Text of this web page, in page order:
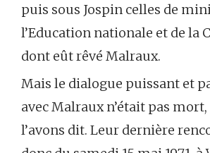
puis sous Jospin celles de
l’Education nationale et de la
dont eût rêvé Malraux.
Mais le dialogue puissant et
avec Malraux n’était pas
l’avons dit. Leur dernière